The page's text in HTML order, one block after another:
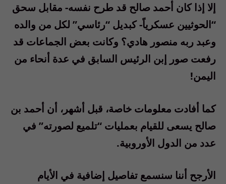
إلا إذا كان أحمد صالح قد طرح نفسه- مقابل سحق
“الحوثيين عسكرياً- كبديل “رئاسي” لكل من والده
وعبد ربه منصور هادي؟ وكانت بعض الجماعات قد
رفعت صور إبن الرئيس السابق في عدة أنحاء من
اليمن!
كما أفادت معلومات خاصة، قبل أشهر، أن أحمد بن
صالح يسعى للقيام بعمليات “تلميع لصورته” في
عدد من الدول الأوروبية.
الأرجح أننا سنسمع تفاصيل إضافية في الأيام